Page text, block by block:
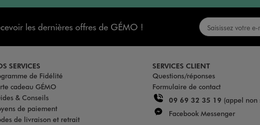
les dernières offres de GÉMO !
SERVICES
de Fidélité
cadeau GÉMO
& Conseils
de paiement
de livraison et retrait
SERVICES CLIENT
Questions/réponses
Formulaire de contact
09 69 32 35 19 (appel non
Facebook Messenger